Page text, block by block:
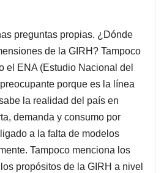
preguntas propias. ¿Dónde
de la GIRH? Tampoco
el ENA (Estudio Nacional del
porque es la línea
la realidad del país en
demanda y consumo por
a la falta de modelos
Tampoco menciona los
propósitos de la GIRH a nivel